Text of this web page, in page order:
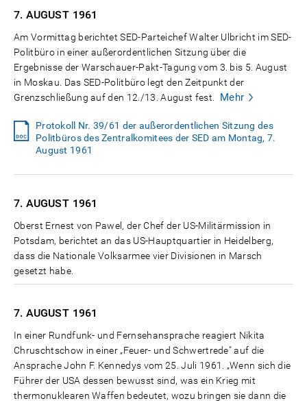
7. AUGUST 1961
Am Vormittag berichtet SED-Parteichef Walter Ulbricht im SED-
Politbüro in einer außerordentlichen Sitzung über die
Ergebnisse der Warschauer-Pakt-Tagung vom 3. bis 5. August
in Moskau. Das SED-Politbüro legt den Zeitpunkt der
Grenzschließung auf den 12./13. August fest.
Mehr
Protokoll Nr. 39/61 der außerordentlichen Sitzung des
Politbüros des Zentralkomitees der SED am Montag, 7.
August 1961
7. AUGUST 1961
Oberst Ernest von Pawel, der Chef der US-Militärmission in
Potsdam, berichtet an das US-Hauptquartier in Heidelberg,
dass die Nationale Volksarmee vier Divisionen in Marsch
gesetzt habe.
7. AUGUST 1961
In einer Rundfunk- und Fernsehansprache reagiert Nikita
Chruschtschow in einer „Feuer- und Schwertrede" auf die
Ansprache John F. Kennedys vom 25. Juli 1961. „Wenn sich die
Führer der USA dessen bewusst sind, was ein Krieg mit
thermonuklearen Waffen bedeutet, wozu bringen sie dann die